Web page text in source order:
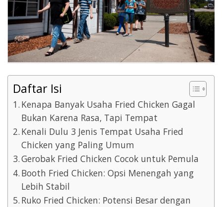
Daftar Isi
Kenapa Banyak Usaha Fried Chicken Gagal
Bukan Karena Rasa, Tapi Tempat
Kenali Dulu 3 Jenis Tempat Usaha Fried
Chicken yang Paling Umum
Gerobak Fried Chicken Cocok untuk Pemula
Booth Fried Chicken: Opsi Menengah yang
Lebih Stabil
Ruko Fried Chicken: Potensi Besar dengan